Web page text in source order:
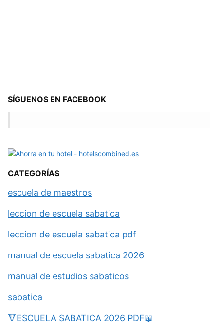
SÍGUENOS EN FACEBOOK
CATEGORÍAS
escuela de maestros
leccion de escuela sabatica
leccion de escuela sabatica pdf
manual de escuela sabatica 2026
manual de estudios sabaticos
sabatica
🔻ESCUELA SABATICA 2026 PDF📖